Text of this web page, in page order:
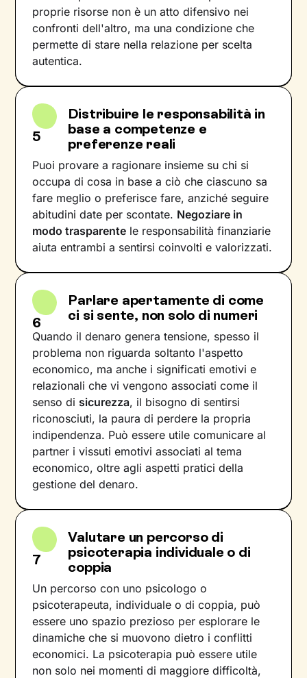
proprie risorse non è un atto difensivo nei
confronti dell'altro, ma una condizione che
permette di stare nella relazione per scelta
autentica.
5
Distribuire le responsabilità in
base a competenze e
preferenze reali
Puoi provare a ragionare insieme su chi si
occupa di cosa in base a ciò che ciascuno sa
fare meglio o preferisce fare, anziché seguire
abitudini date per scontate. Negoziare in
modo trasparente le responsabilità finanziarie
aiuta entrambi a sentirsi coinvolti e valorizzati.
6
Parlare apertamente di come
ci si sente, non solo di numeri
Quando il denaro genera tensione, spesso il
problema non riguarda soltanto l'aspetto
economico, ma anche i significati emotivi e
relazionali che vi vengono associati come il
senso di sicurezza, il bisogno di sentirsi
riconosciuti, la paura di perdere la propria
indipendenza. Può essere utile comunicare al
partner i vissuti emotivi associati al tema
economico, oltre agli aspetti pratici della
gestione del denaro.
7
Valutare un percorso di
psicoterapia individuale o di
coppia
Un percorso con uno psicologo o
psicoterapeuta, individuale o di coppia, può
essere uno spazio prezioso per esplorare le
dinamiche che si muovono dietro i conflitti
economici. La psicoterapia può essere utile
non solo nei momenti di maggiore difficoltà,